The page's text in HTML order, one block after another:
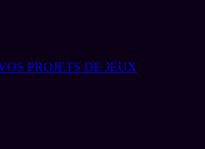
PROJETS DE JEUX